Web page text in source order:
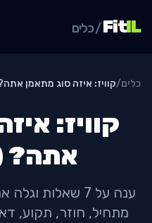
FitIL / כלים
כלים/קוויז: איזה סוג מתאמן אתה?
קוויז:
אתה?
ענה על 7 שאלות
מתחיל, חוזר, תקוע,